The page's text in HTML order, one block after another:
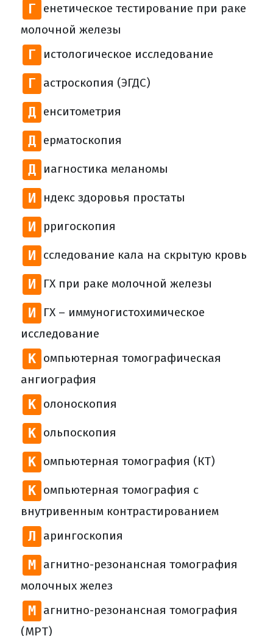
Г
енетическое тестирование при раке
молочной железы
Г истологическое исследование
Г астроскопия (ЭГДС)
Д енситометрия
Д ерматоскопия
Д иагностика меланомы
И ндекс здоровья простаты
И рригоскопия
И сследование кала на скрытую кровь
И ГХ при раке молочной железы
И
ГХ – иммуногистохимическое
исследование
К омпьютерная томографическая
ангиография
К олоноскопия
К ольпоскопия
К омпьютерная томография (КТ)
К омпьютерная томография с
внутривенным контрастированием
Л арингоскопия
М агнитно-резонансная томография
молочных желез
М агнитно-резонансная томография
(МРТ)